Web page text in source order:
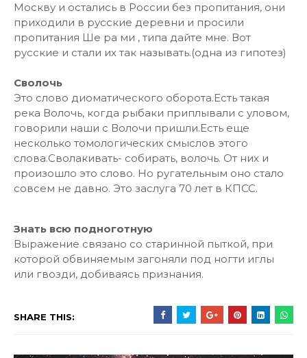
Москву и остались в России без пропитания, они
приходили в русские деревни и просили
пропитания Ше ра ми , типа дайте мне. Вот
русские и стали их так называть.(одна из гипотез)
Сволочь
Это слово диоматического оборота.Есть такая
река Волочь, когда рыбаки приплывали с уловом,
говорили наши с Волочи пришли.Есть еще
несколько томологических смыслов этого
слова.Сволакивать- собирать, волочь. От них и
произошло это слово. Но ругательным оно стало
совсем не давно. Это заслуга 70 лет в КПСС.
Знать всю подноготную
Выражение связано со старинной пыткой, при
которой обвиняемым загоняли под ногти иглы
или гвозди, добиваясь признания.
SHARE THIS: